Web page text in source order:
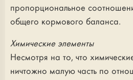
пропорциональное
общего кормового баланса.
Химические элементы
Несмотря на то, что
ничтожно малую часть по